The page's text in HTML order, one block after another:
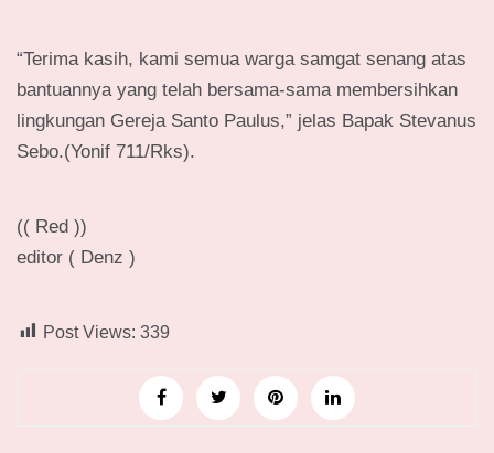
“Terima kasih, kami semua warga samgat senang atas
bantuannya yang telah bersama-sama membersihkan
lingkungan Gereja Santo Paulus,” jelas Bapak Stevanus
Sebo.(Yonif 711/Rks).
(( Red ))
editor ( Denz )
Post Views: 339